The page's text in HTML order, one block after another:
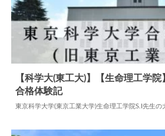
大学合格体験記
【科学大(東工大)】【生命理工学
合格体験記
東京科学大学(東京工業大学)生命理工学院S.I先生の